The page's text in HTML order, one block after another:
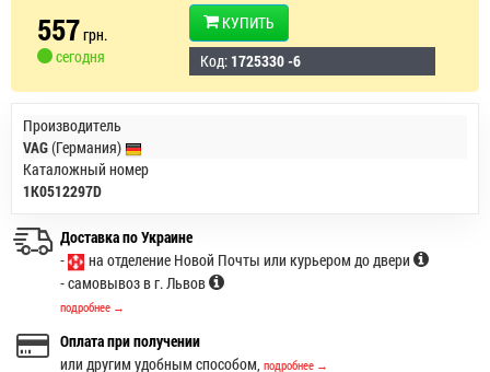
557грн.
сегодня
КУПИТЬ
Код: 1725330 -6
Производитель
VAG(Германия)
Каталожный номер
1K0512297D
Доставка по Украине
-
на отделение Новой Почты или курьером до двери
- самовывоз в г. Львов
подробнее →
Оплата при получении
или другим удобным способом, подробнее →